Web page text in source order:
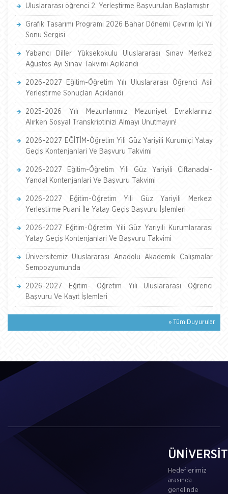
Uluslararası öğrenci 2. Yerleştirme Başvuruları Başlamıştır
Grafik Tasarımı Programı 2026 Bahar Dönemi Çevrim İçi Yıl
Sonu Sergisi
Yabancı Diller Yüksekokulu Uluslararası Sınav Merkezi
Ağustos Ayı Sınav Takvimi Açıklandı
2026-2027 Eğitim-Öğretim Yılı Uluslararası Öğrenci Asil
Yerleştirme Sonuçları Açıklandı
2025-2026 Yılı Mezunlarımız Mezuniyet Evraklarınızı
Alırken Sosyal Transkriptinizi Almayı Unutmayın!
2026-2027 EĞİTİM-Öğretim Yili Güz Yariyili Kurumiçi Yatay
Geçiş Kontenjanlari Ve Başvuru Takvimi
2026-2027 Eğitim-Öğretim Yili Güz Yariyili Çiftanadal-
Yandal Kontenjanlari Ve Başvuru Takvimi
2026-2027 Eğitim-Öğretim Yili Güz Yariyili Merkezi
Yerleştirme Puani İle Yatay Geçiş Başvuru İşlemleri
2026-2027 Eğitim-Öğretim Yili Güz Yariyili Kurumlararasi
Yatay Geçiş Kontenjanlari Ve Başvuru Takvimi
Üniversitemiz Uluslararası Anadolu Akademik Çalışmalar
Sempozyumunda
2026-2027 Eğitim- Öğretim Yılı Uluslararası Öğrenci
Başvuru Ve Kayıt İşlemleri
» Tüm Duyurular
Hedeflerimiz
arasında
genelinde